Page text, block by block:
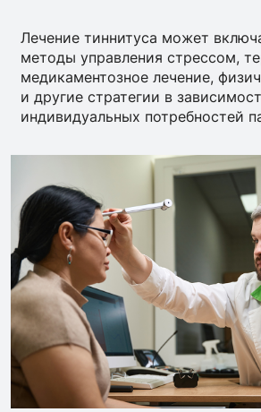
Лечение тиннитуса может
методы управления стрессом,
медикаментозное лечение,
и другие стратегии в
индивидуальных потребностей